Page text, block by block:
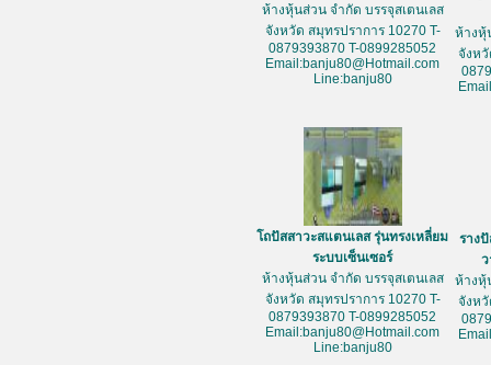
ห้างหุ้นส่วน จำกัด บรรจุสเตนเลส
จังหวัด สมุทรปราการ 10270 T-
0879393870 T-0899285052
Email:banju80@Hotmail.com
Line:banju80
ห้างหุ้
จังห
โถปัสสาวะสแตนเลส รุ่นทรงเหลี่ยม
ระบบเซ็นเซอร์
ห้างหุ้นส่วน จำกัด บรรจุสเตนเลส
จังหวัด สมุทรปราการ 10270 T-
0879393870 T-0899285052
Email:banju80@Hotmail.com
Line:banju80
ราง
ห้างหุ้
จังห